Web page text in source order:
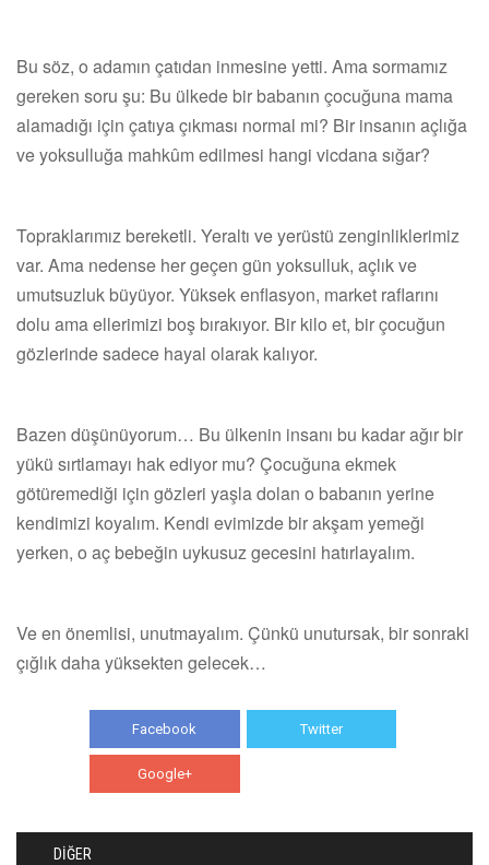
Bu söz, o adamın çatıdan inmesine yetti. Ama sormamız
gereken soru şu: Bu ülkede bir babanın çocuğuna mama
alamadığı için çatıya çıkması normal mi? Bir insanın açlığa
ve yoksulluğa mahkûm edilmesi hangi vicdana sığar?
Topraklarımız bereketli. Yeraltı ve yerüstü zenginliklerimiz
var. Ama nedense her geçen gün yoksulluk, açlık ve
umutsuzluk büyüyor. Yüksek enflasyon, market raflarını
dolu ama ellerimizi boş bırakıyor. Bir kilo et, bir çocuğun
gözlerinde sadece hayal olarak kalıyor.
Bazen düşünüyorum… Bu ülkenin insanı bu kadar ağır bir
yükü sırtlamayı hak ediyor mu? Çocuğuna ekmek
götüremediği için gözleri yaşla dolan o babanın yerine
kendimizi koyalım. Kendi evimizde bir akşam yemeği
yerken, o aç bebeğin uykusuz gecesini hatırlayalım.
Ve en önemlisi, unutmayalım. Çünkü unutursak, bir sonraki
çığlık daha yüksekten gelecek…
Facebook Twitter
Google+
DİĞER